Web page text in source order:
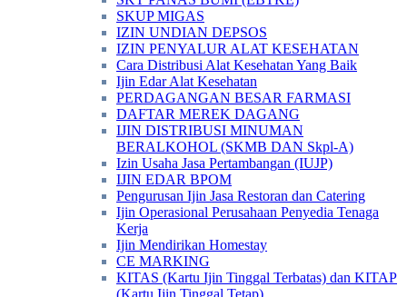
SKUP MIGAS
IZIN UNDIAN DEPSOS
IZIN PENYALUR ALAT KESEHATAN
Cara Distribusi Alat Kesehatan Yang Baik
Ijin Edar Alat Kesehatan
PERDAGANGAN BESAR FARMASI
DAFTAR MEREK DAGANG
IJIN DISTRIBUSI MINUMAN
BERALKOHOL (SKMB DAN Skpl-A)
Izin Usaha Jasa Pertambangan (IUJP)
IJIN EDAR BPOM
Pengurusan Ijin Jasa Restoran dan Catering
Ijin Operasional Perusahaan Penyedia Tenaga
Kerja
Ijin Mendirikan Homestay
CE MARKING
KITAS (Kartu Ijin Tinggal Terbatas) dan KITAP
(Kartu Ijin Tinggal Tetap)